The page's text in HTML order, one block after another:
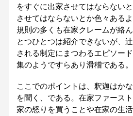
をすぐに出家させてはならない
させてはならないとか色々ある
規則の多くも在家クレームが絡
とつひとつは紹介できないが、
される制定にまつわるエピソー
集のようですらあり滑稽である。
ここでのポイントは、釈迦はか
を聞く、である。在家ファース
家の怒りを買うことや在家の生